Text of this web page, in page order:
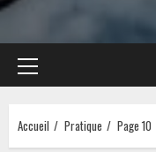
Menu
principal
Accueil Pratique Page 10